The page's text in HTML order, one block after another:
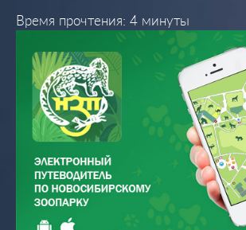
Время прочтения: 4 минуты